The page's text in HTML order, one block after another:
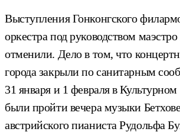
Выступления Гонконгского
оркестра под руководством
отменили. Дело в том, что
города закрыли по санитарным
31 января и 1 февраля в
были пройти вечера музыки
австрийского пианиста Рудольфа